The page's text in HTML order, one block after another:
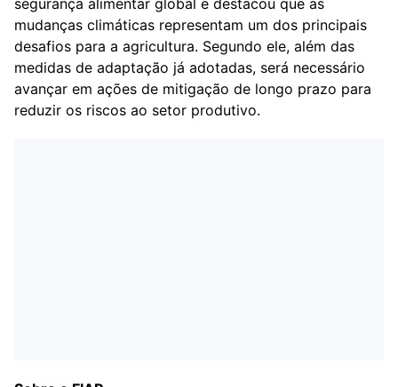
mudanças climáticas representam um dos principais
desafios para a agricultura. Segundo ele, além das
medidas de adaptação já adotadas, será necessário
avançar em ações de mitigação de longo prazo para
reduzir os riscos ao setor produtivo.